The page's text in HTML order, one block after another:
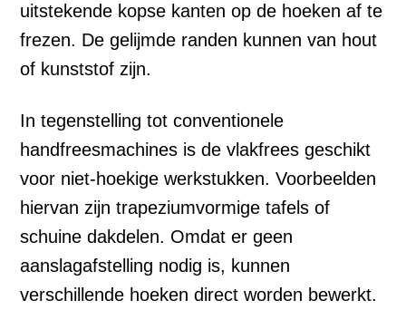
uitstekende kopse kanten op de hoeken af te
frezen. De gelijmde randen kunnen van hout
of kunststof zijn.
In tegenstelling tot conventionele
handfreesmachines is de vlakfrees geschikt
voor niet-hoekige werkstukken. Voorbeelden
hiervan zijn trapeziumvormige tafels of
schuine dakdelen. Omdat er geen
aanslagafstelling nodig is, kunnen
verschillende hoeken direct worden bewerkt.